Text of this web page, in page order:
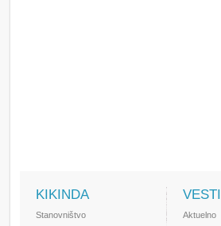
KIKINDA
Stanovništvo
VESTI
Aktuelno